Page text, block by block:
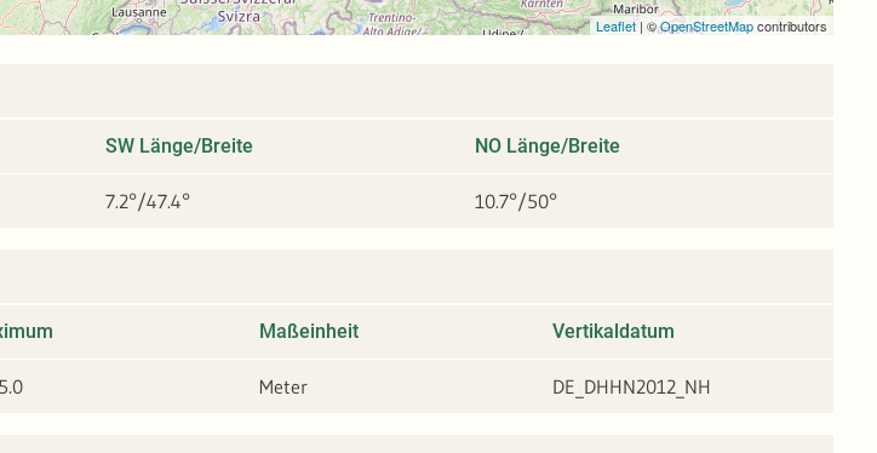
Leaflet |©OpenStreetMapcontributors
SW Länge/Breite NO Länge/Breite
7.2°/47.4° 10.7°/50°
Maßeinheit Vertikaldatum
Meter DE_DHHN2012_NH